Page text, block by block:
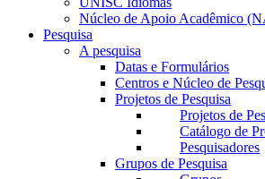
Núcleo de Apoio Acadêmico
Pesquisa
A pesquisa
Datas e Formulários
Centros e Núcleo de
Projetos de Pesquisa
Projetos de
Catálogo de
Pesquisadores
Grupos de Pesquisa